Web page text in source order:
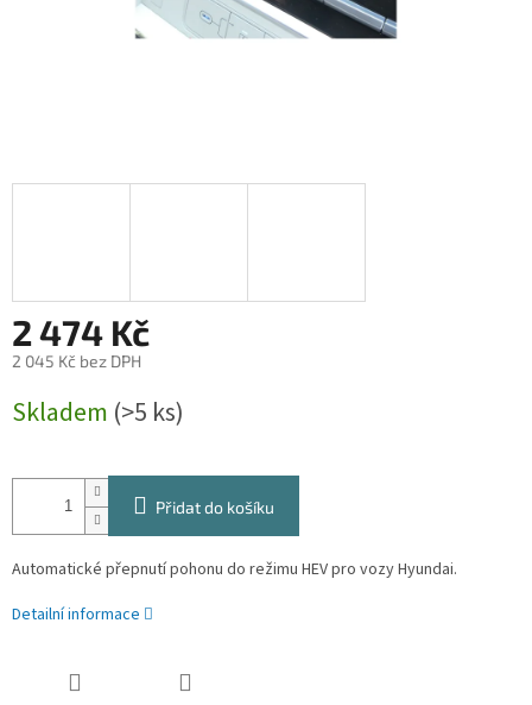
2 474 Kč
2 045 Kč bez DPH
cena:
Skladem (>5 ks)
Přidat do košíku
Automatické přepnutí pohonu do režimu HEV pro vozy Hyundai.
Detailní informace